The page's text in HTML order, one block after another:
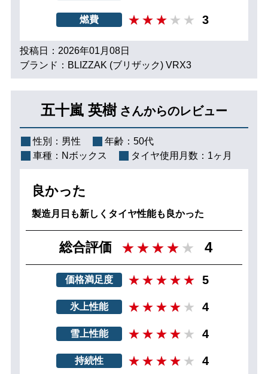
燃費 3
投稿日：2026年01月08日
ブランド：BLIZZAK (ブリザック) VRX3
五十嵐 英樹 さんからのレビュー
性別： 男性 年齢： 50代
車種： Nボックス タイヤ使用月数： 1ヶ月
良かった
製造月日も新しくタイヤ性能も良かった
総合評価 4
価格満足度 5
氷上性能 4
雪上性能 4
持続性 4